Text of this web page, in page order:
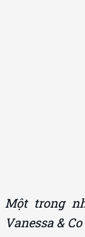
Một trong
Vanessa &